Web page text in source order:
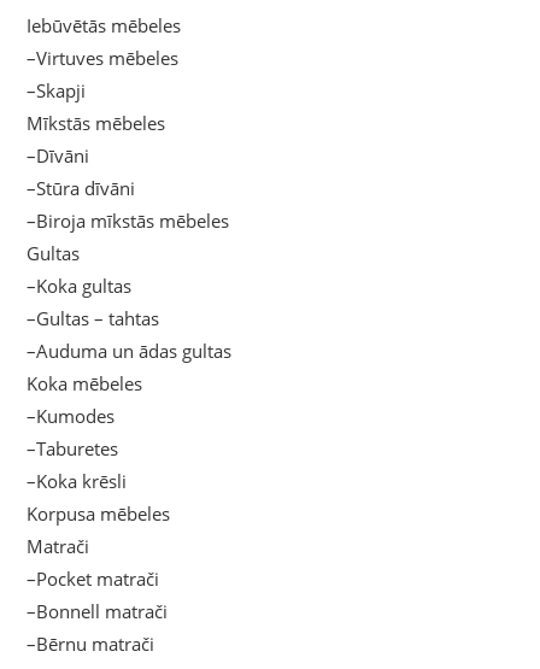
Iebūvētās mēbeles
–Virtuves mēbeles
–Skapji
Mīkstās mēbeles
–Dīvāni
–Stūra dīvāni
–Biroja mīkstās mēbeles
Gultas
–Koka gultas
–Gultas – tahtas
–Auduma un ādas gultas
Koka mēbeles
–Kumodes
–Taburetes
–Koka krēsli
Korpusa mēbeles
Matrači
–Pocket matrači
–Bonnell matrači
–Bērnu matrači